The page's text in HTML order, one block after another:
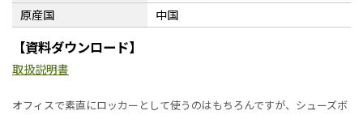
原産国
中国
【資料ダウンロード】
取扱説明書
オフィスで素直にロッカーとして使うのはもちろんですが、シューズボ